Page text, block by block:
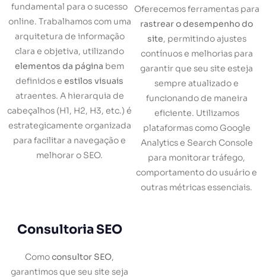
fundamental para o sucesso
online. Trabalhamos com uma
arquitetura de informação
clara e objetiva, utilizando
elementos da página bem
definidos e estilos visuais
atraentes. A hierarquia de
cabeçalhos (H1, H2, H3, etc.) é
estrategicamente organizada
para facilitar a navegação e
melhorar o SEO.
Oferecemos ferramentas para
rastrear o desempenho do
site, permitindo ajustes
contínuos e melhorias para
garantir que seu site esteja
sempre atualizado e
funcionando de maneira
eficiente. Utilizamos
plataformas como Google
Analytics e Search Console
para monitorar tráfego,
comportamento do usuário e
outras métricas essenciais.
Consultoria SEO
Comoconsultor SEO,
garantimos que seu site seja